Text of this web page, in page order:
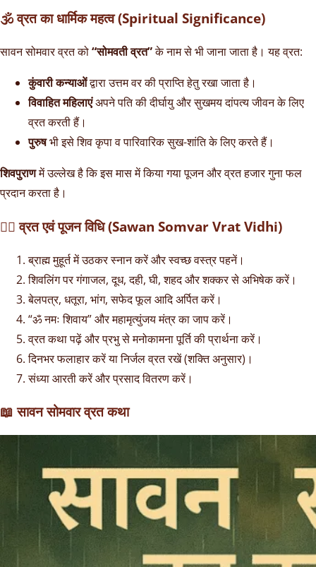
🕉️ व्रत का धार्मिक महत्व (Spiritual Significance)
सावन सोमवार व्रत को“सोमवती व्रत”के नाम से भी जाना जाता है। यह व्रत:
कुंवारी कन्याओंद्वारा उत्तम वर की प्राप्ति हेतु रखा जाता है।
विवाहित महिलाएंअपने पति की दीर्घायु और सुखमय दांपत्य जीवन के लिए
व्रत करती हैं।
पुरुषभी इसे शिव कृपा व पारिवारिक सुख-शांति के लिए करते हैं।
शिवपुराणमें उल्लेख है कि इस मास में किया गया पूजन और व्रत हजार गुना फल
प्रदान करता है।
🧘‍♂️ व्रत एवं पूजन विधि (Sawan Somvar Vrat Vidhi)
ब्राह्म मुहूर्त में उठकर स्नान करें और स्वच्छ वस्त्र पहनें।
शिवलिंग पर गंगाजल, दूध, दही, घी, शहद और शक्कर से अभिषेक करें।
बेलपत्र, धतूरा, भांग, सफेद फूल आदि अर्पित करें।
“ॐ नमः शिवाय” और महामृत्युंजय मंत्र का जाप करें।
व्रत कथा पढ़ें और प्रभु से मनोकामना पूर्ति की प्रार्थना करें।
दिनभर फलाहार करें या निर्जल व्रत रखें (शक्ति अनुसार)।
संध्या आरती करें और प्रसाद वितरण करें।
📖सावन सोमवार व्रत कथा